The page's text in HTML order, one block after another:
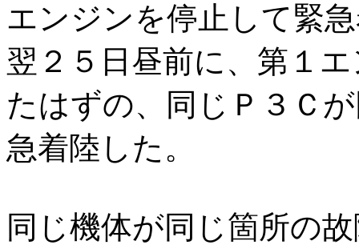
エンジンを停止して緊
翌２５日昼前に、第１
たはずの、同じＰ３Ｃ
急着陸した。
同じ機体が同じ箇所の